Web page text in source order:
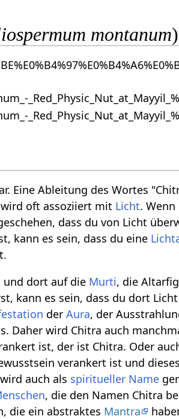
montanum)
Eine Ableitung des Wortes
oft assoziiert mit Licht.
dass du von Licht
kann es sein, dass du eine Licht
und dort auf die Murti, die
kann es sein, dass du dort
derAura, der
Daher wird Chitra auch
ist, der ist Chitra. Oder
verankert ist und
auch als spiritueller Name
, die den Namen Chitra
die ein abstraktes Mantra